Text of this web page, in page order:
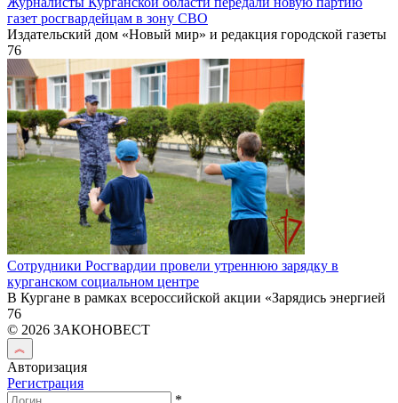
газет росгвардейцам в зону СВО
Издательский дом «Новый мир» и редакция городской газеты
76
Сотрудники Росгвардии провели утреннюю зарядку в
курганском социальном центре
В Кургане в рамках всероссийской акции «Зарядись энергией
76
© 2026 ЗАКОНОВЕСТ
Авторизация
Регистрация